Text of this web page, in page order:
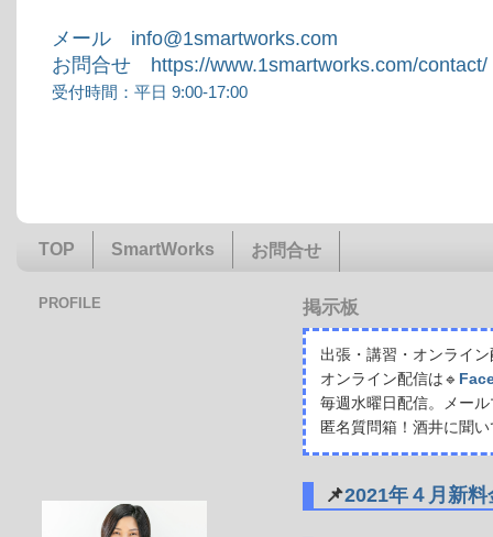
メール info@1smartworks.com
お問合せ https://www.1smartworks.com/contact/
受付時間：平日 9:00-17:00
TOP SmartWorks お問合せ
掲示板
出張・講習・オンライ
オンライン配信は🔹
毎週水曜日配信。メー
匿名質問箱！酒井に聞
📌2021年４月新
PROFILE